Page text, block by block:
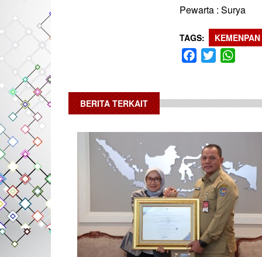
Pewarta : Surya
TAGS
Facebook
Twitter
BERITA TERKAIT